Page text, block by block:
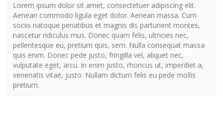
Lorem ipsum dolor sit amet, consectetuer adipiscing elit.
Aenean commodo ligula eget dolor. Aenean massa. Cum
sociis natoque penatibus et magnis dis parturient montes,
nascetur ridiculus mus. Donec quam felis, ultricies nec,
pellentesque eu, pretium quis, sem. Nulla consequat massa
quis enim. Donec pede justo, fringilla vel, aliquet nec,
vulputate eget, arcu. In enim justo, rhoncus ut, imperdiet a,
venenatis vitae, justo. Nullam dictum felis eu pede mollis
pretium.